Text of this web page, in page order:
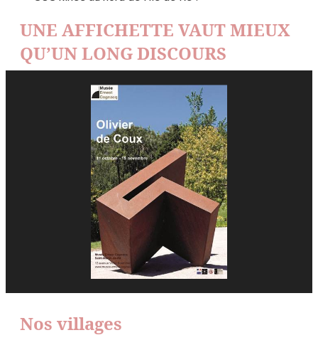
UNE AFFICHETTE VAUT MIEUX
QU’UN LONG DISCOURS
Nos villages